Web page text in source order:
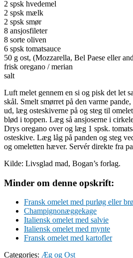
2 spsk hvedemel
2 spsk mælk
2 spsk smør
8 ansjosfileter
8 sorte oliven
6 spsk tomatsauce
50 g ost, (Mozzarella, Bel Paese eller
frisk oregano / merian
salt
Luft melet gennem en si og pisk det let
skål. Smelt smørret på den varme
ud, læg osteskiverne på og steg til
blød i toppen. Læg så ansjoserne i
Drys oregano over og læg 1 spsk.
osteskive. Læg låg på panden og steg
og omeletten hæver. Servér direkte fra
Kilde: Livsglad mad, Bogan’s forlag.
Minder om denne opskrift:
Fransk omelet med purløg eller
Champignonæggekage
Italiensk omelet med salvie
Italiensk omelet med mynte
Fransk omelet med kartofler
Categories: Æg og Ost